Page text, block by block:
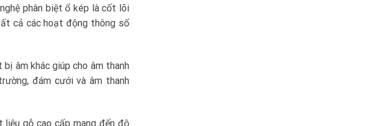
phân biệt ổ kép là cốt lõi
cả các hoạt động thông số
âm khác giúp cho âm thanh
đám cưới và âm thanh
gỗ cao cấp mang đến độ